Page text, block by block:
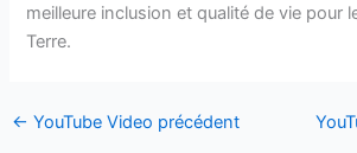
meilleure inclusion et qualité de vie pour
Terre.
← YouTube Video précédent